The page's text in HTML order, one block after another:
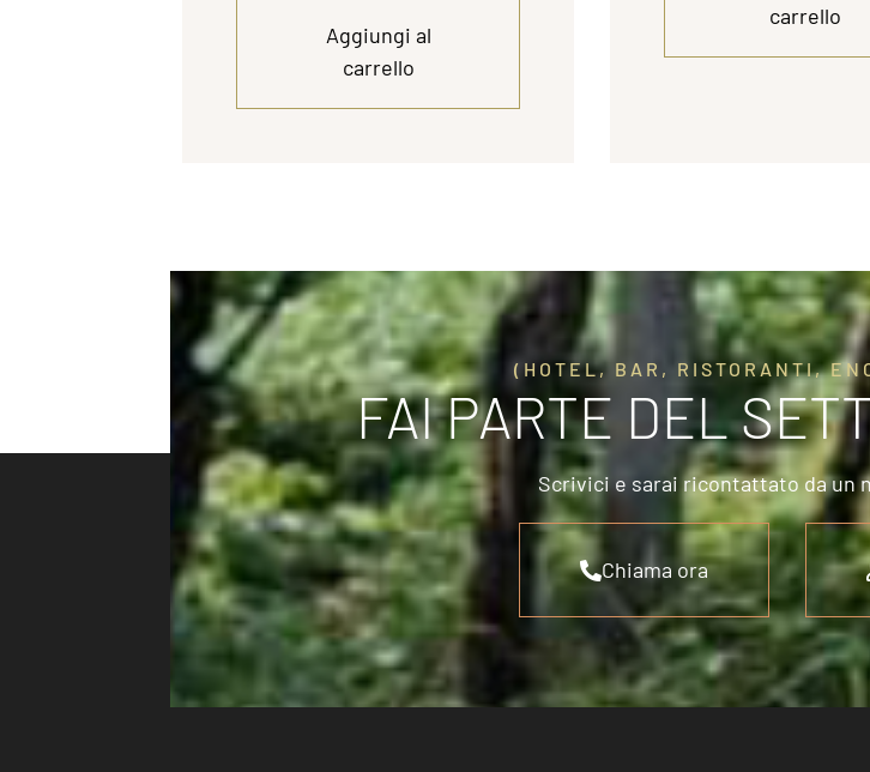
Aggiungi al
carrello
carrello
(HOTEL, BAR, RISTORANTI,
FAI PARTE DEL
Scrivici e sarai ricontattato da un
Chiama ora